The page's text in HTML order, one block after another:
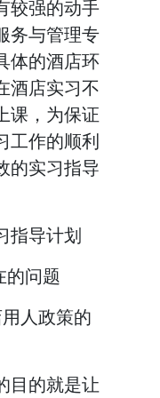
较强的动手
务与管理专
体的酒店环
酒店实习不
课，为保证
工作的顺利
的实习指导
指导计划
的问题
人政策的
目的就是让